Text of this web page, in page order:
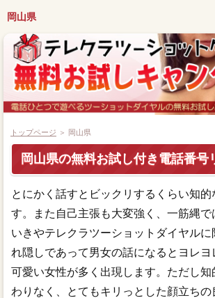
岡山県
都道府県別キャンペーン情報
ツーショットダイヤル番組紹介
アプリでツーショットダイヤル
ツーショット関連ニュース
トップページ ＞ 岡山県
岡山県の無料お試し付き電話番号
とにかく話すとビックリするくらい知
す。また自己主張も大変強く、一筋縄で
いきやテレクラツーショットダイヤル
れ隠しであって男女の話になるとヨレヨ
可愛い女性が多く出現します。ただし
わりなく、とてもキリっとした顔立ち